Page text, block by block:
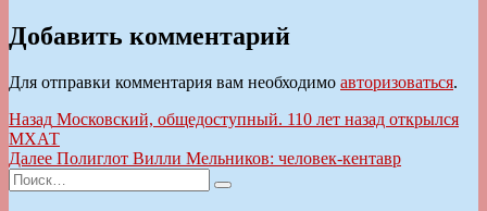
Добавить комментарий
Для отправки комментария вам необходимо авторизоваться.
Навигация
по
записям
Назад Предыдущая
запись:
Московский, общедоступный. 110 лет назад открылся
МХАТ
Далее Следующая
Полиглот Вилли Мельников: человек-кентавр
Искать:
Поиск